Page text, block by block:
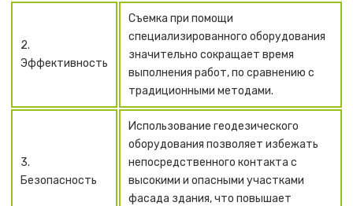
2.
Эффективность
Съемка при помощи
специализированного оборудования
значительно сокращает время
выполнения работ, по сравнению с
традиционными методами.
3.
Безопасность
Использование геодезического
оборудования позволяет избежать
непосредственного контакта с
высокими и опасными участками
фасада здания, что повышает